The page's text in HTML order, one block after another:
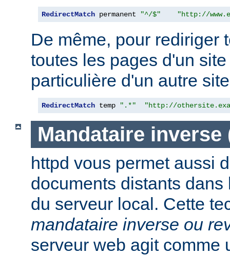
RedirectMatch permanent "^/$" "http://
De même, pour rediriger
toutes les pages d'un
particulière d'un autre
RedirectMatch temp ".*" "http://
Mandataire inverse
httpd vous permet aussi
documents distants
du serveur local. Cette
mandataire inverse ou
serveur web agit comme